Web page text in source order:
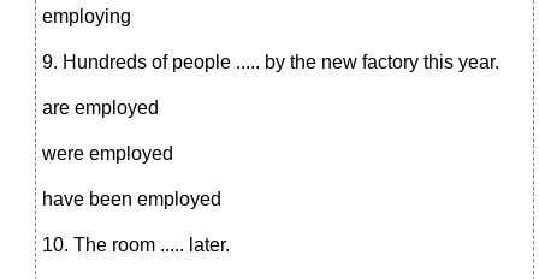
employing
9. Hundreds of people ..... by the new factory this year.
are employed
were employed
have been employed
10. The room ..... later.